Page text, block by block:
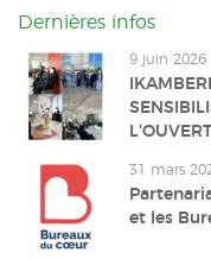
Dernières infos
9 juin 2026
31 mars
et les